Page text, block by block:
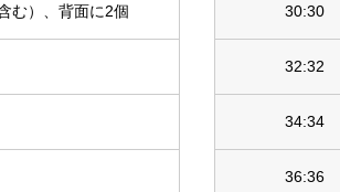
む）、背面に2個 30:30
32:32
34:34
36:36